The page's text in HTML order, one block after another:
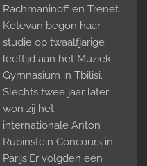
Rachmaninoff en Trenet.
Ketevan begon haar
studie op twaalfjarige
leeftijd aan het Muziek
Gymnasium in Tbilisi.
Slechts twee jaar later
won zij het
internationale Anton
Rubinstein Concours in
Parijs.Er volgden een